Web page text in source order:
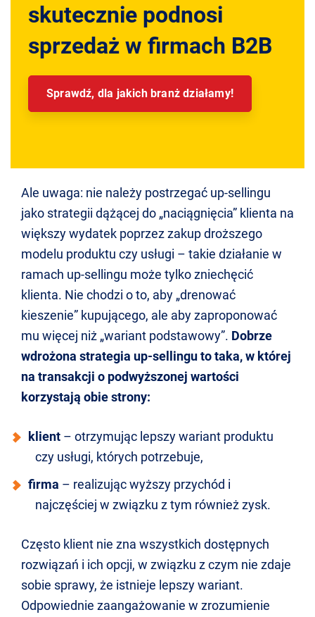
skutecznie podnosi
sprzedaż w firmach B2B
Sprawdź, dla jakich branż działamy!
Ale uwaga: nie należy postrzegać up-sellingu
jako strategii dążącej do „naciągnięcia” klienta na
większy wydatek poprzez zakup droższego
modelu produktu czy usługi – takie działanie w
ramach up-sellingu może tylko zniechęcić
klienta. Nie chodzi o to, aby „drenować
kieszenie” kupującego, ale aby zaproponować
mu więcej niż „wariant podstawowy”. Dobrze
wdrożona strategia up-sellingu to taka, w której
na transakcji o podwyższonej wartości
korzystają obie strony:
klient – otrzymując lepszy wariant produktu
czy usługi, których potrzebuje,
firma – realizując wyższy przychód i
najczęściej w związku z tym również zysk.
Często klient nie zna wszystkich dostępnych
rozwiązań i ich opcji, w związku z czym nie zdaje
sobie sprawy, że istnieje lepszy wariant.
Odpowiednie zaangażowanie w zrozumienie